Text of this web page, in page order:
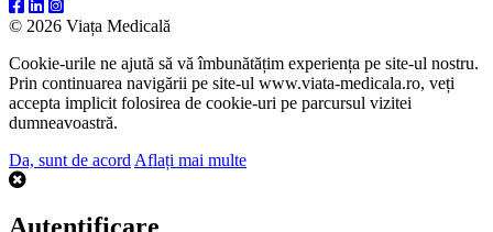
© 2026 Viața Medicală
Cookie-urile ne ajută să vă îmbunătățim experiența pe site-ul nostru.
Prin continuarea navigării pe site-ul www.viata-medicala.ro, veți
accepta implicit folosirea de cookie-uri pe parcursul vizitei
dumneavoastră.
Da, sunt de acord Aflați mai multe
Autentificare